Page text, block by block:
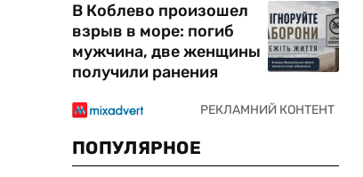
В Коблево произошел
взрыв в море: погиб
мужчина, две женщины
получили ранения
ПОПУЛЯРНОЕ